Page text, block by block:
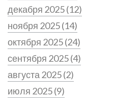
декабря 2025(12)
ноября 2025(14)
октября 2025(24)
сентября 2025(4)
августа 2025(2)
июля 2025(9)